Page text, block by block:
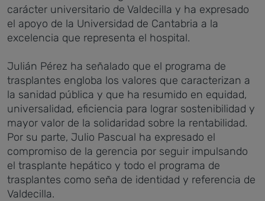
carácter universitario de Valdecilla y ha expresado
el apoyo de la Universidad de Cantabria a la
excelencia que representa el hospital.
Julián Pérez ha señalado que el programa de
trasplantes engloba los valores que caracterizan a
la sanidad pública y que ha resumido en equidad,
universalidad, eficiencia para lograr sostenibilidad y
mayor valor de la solidaridad sobre la rentabilidad.
Por su parte, Julio Pascual ha expresado el
compromiso de la gerencia por seguir impulsando
el trasplante hepático y todo el programa de
trasplantes como seña de identidad y referencia de
Valdecilla.